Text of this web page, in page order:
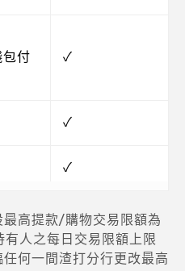
包付
✓
✓
✓
高提款/購物交易限額為
人之每日交易限額上限
何一間渣打分行更改最高